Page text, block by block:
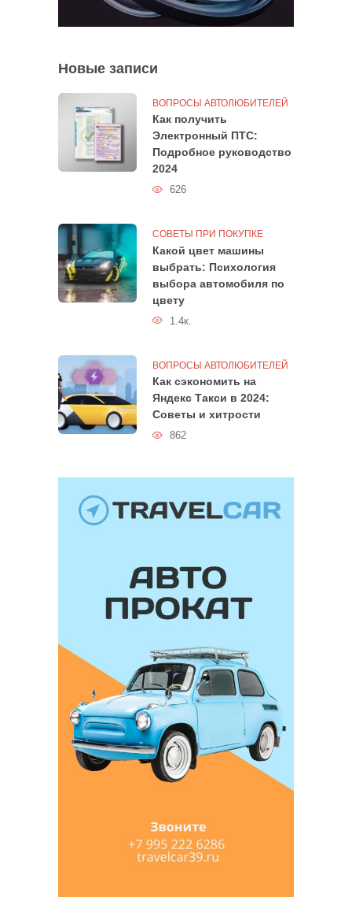
Новые записи
ВОПРОСЫ АВТОЛЮБИТЕЛЕЙ
Как получить
Электронный ПТС:
Подробное руководство
2024
626
СОВЕТЫ ПРИ ПОКУПКЕ
Какой цвет машины
выбрать: Психология
выбора автомобиля по
цвету
1.4к.
ВОПРОСЫ АВТОЛЮБИТЕЛЕЙ
Как сэкономить на
Яндекс Такси в 2024:
Советы и хитрости
862